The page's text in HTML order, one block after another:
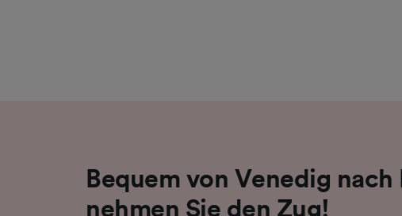
Bequem von Venedig nach
nehmen Sie den Zug!